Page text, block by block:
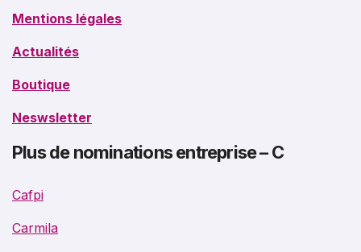
Mentions légales
Actualités
Boutique
Neswsletter
Plus de nominations entreprise – C
Cafpi
Carmila